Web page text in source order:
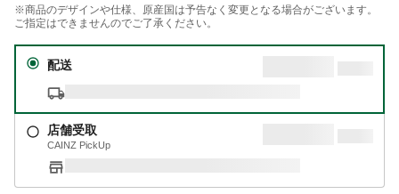
※商品のデザインや仕様、原産国は予告なく変更となる場合がございます。
ご指定はできませんのでご了承ください。
配送
店舗受取
CAINZ PickUp